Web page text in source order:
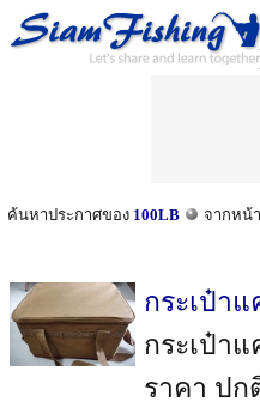
ค้นหาประกาศของ 100LB จากหน้
กระเป๋า
กระเป๋า
ราคา ปก